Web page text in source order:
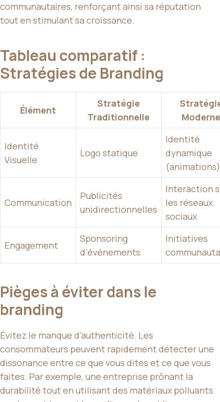
communautaires, renforçant ainsi sa réputation
tout en stimulant sa croissance.
Tableau comparatif :
Stratégies de Branding
Élément
Stratégie
Traditionnelle
Moderne
Identité
Visuelle
Logo statique
Identité
dynamique
(animations)
Communication
Publicités
unidirectionnelles
Interaction
les réseaux
sociaux
Engagement
Sponsoring
d’événements
Initiatives
Pièges à éviter dans le
branding
Évitez le manque d’authenticité. Les
consommateurs peuvent rapidement détecter une
dissonance entre ce que vous dites et ce que vous
faites. Par exemple, une entreprise prônant la
durabilité tout en utilisant des matériaux polluants